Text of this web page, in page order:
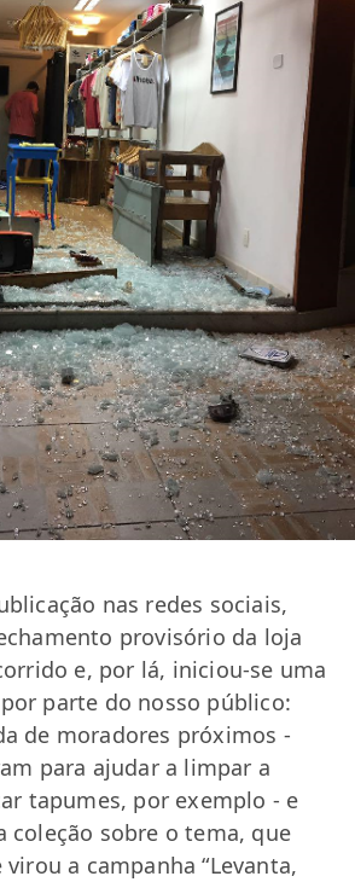
nas redes sociais,
provisório da loja
e, por lá, iniciou-se uma
parte do nosso público:
de moradores próximos -
para ajudar a limpar a
tapumes, por exemplo - e
coleção sobre o tema, que
a campanha “Levanta,